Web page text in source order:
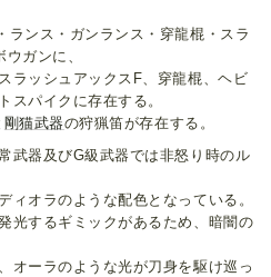
ランス・ガンランス・穿龍棍・スラ
ガンに、
ラッシュアックスF、穿龍棍、ヘビ
スパイクに存在する。
剛猫武器の狩猟笛が存在する。
武器及びG級武器では非怒り時のル
ィオラのような配色となっている。
光するギミックがあるため、暗闇の
オーラのような光が刀身を駆け巡っ